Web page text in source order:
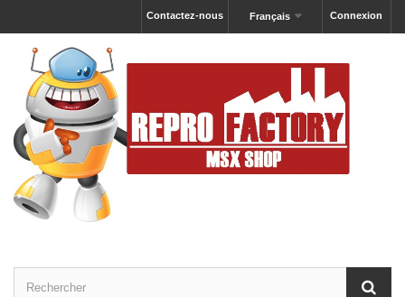
Connexion
Français
Contactez-nous